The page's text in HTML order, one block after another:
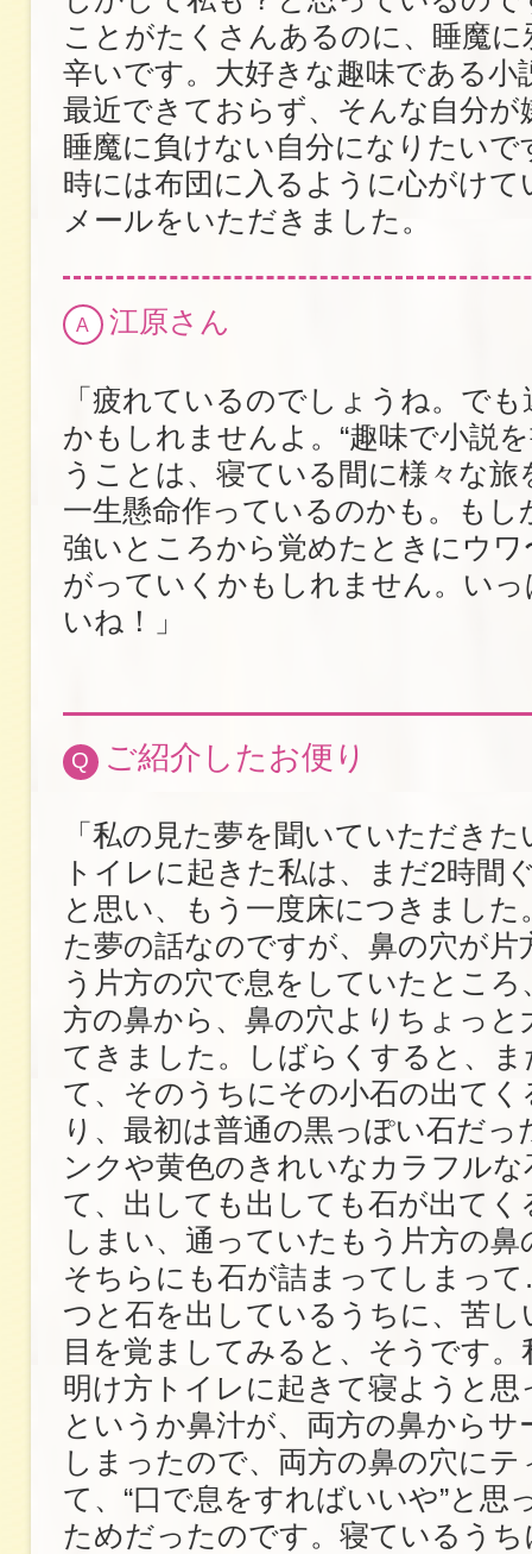
ことがたくさんあるのに、睡魔に
辛いです。大好きな趣味である小
最近できておらず、そんな自分が
睡魔に負けない自分になりたいで
時には布団に入るように心がけて
メールをいただきました。
A 江原さん
「疲れているのでしょうね。で
かもしれませんよ。“趣味で小説
うことは、寝ている間に様々な
一生懸命作っているのかも。もし
強いところから覚めたときにウワ
がっていくかもしれません。い
いね！」
Q ご紹介したお便り
「私の見た夢を聞いていただき
トイレに起きた私は、まだ2時間
と思い、もう一度床につきまし
た夢の話なのですが、鼻の穴が片
う片方の穴で息をしていたとこ
方の鼻から、鼻の穴よりちょっと
てきました。しばらくすると、
て、そのうちにその小石の出てく
り、最初は普通の黒っぽい石だっ
ンクや黄色のきれいなカラフル
て、出しても出しても石が出て
しまい、通っていたもう片方の鼻
そちらにも石が詰まってしまっ
つと石を出しているうちに、苦し
目を覚ましてみると、そうです。
明け方トイレに起きて寝ようと思
というか鼻汁が、両方の鼻からサ
しまったので、両方の鼻の穴に
て、“口で息をすればいいや”と思
ためだったのです。寝ているう